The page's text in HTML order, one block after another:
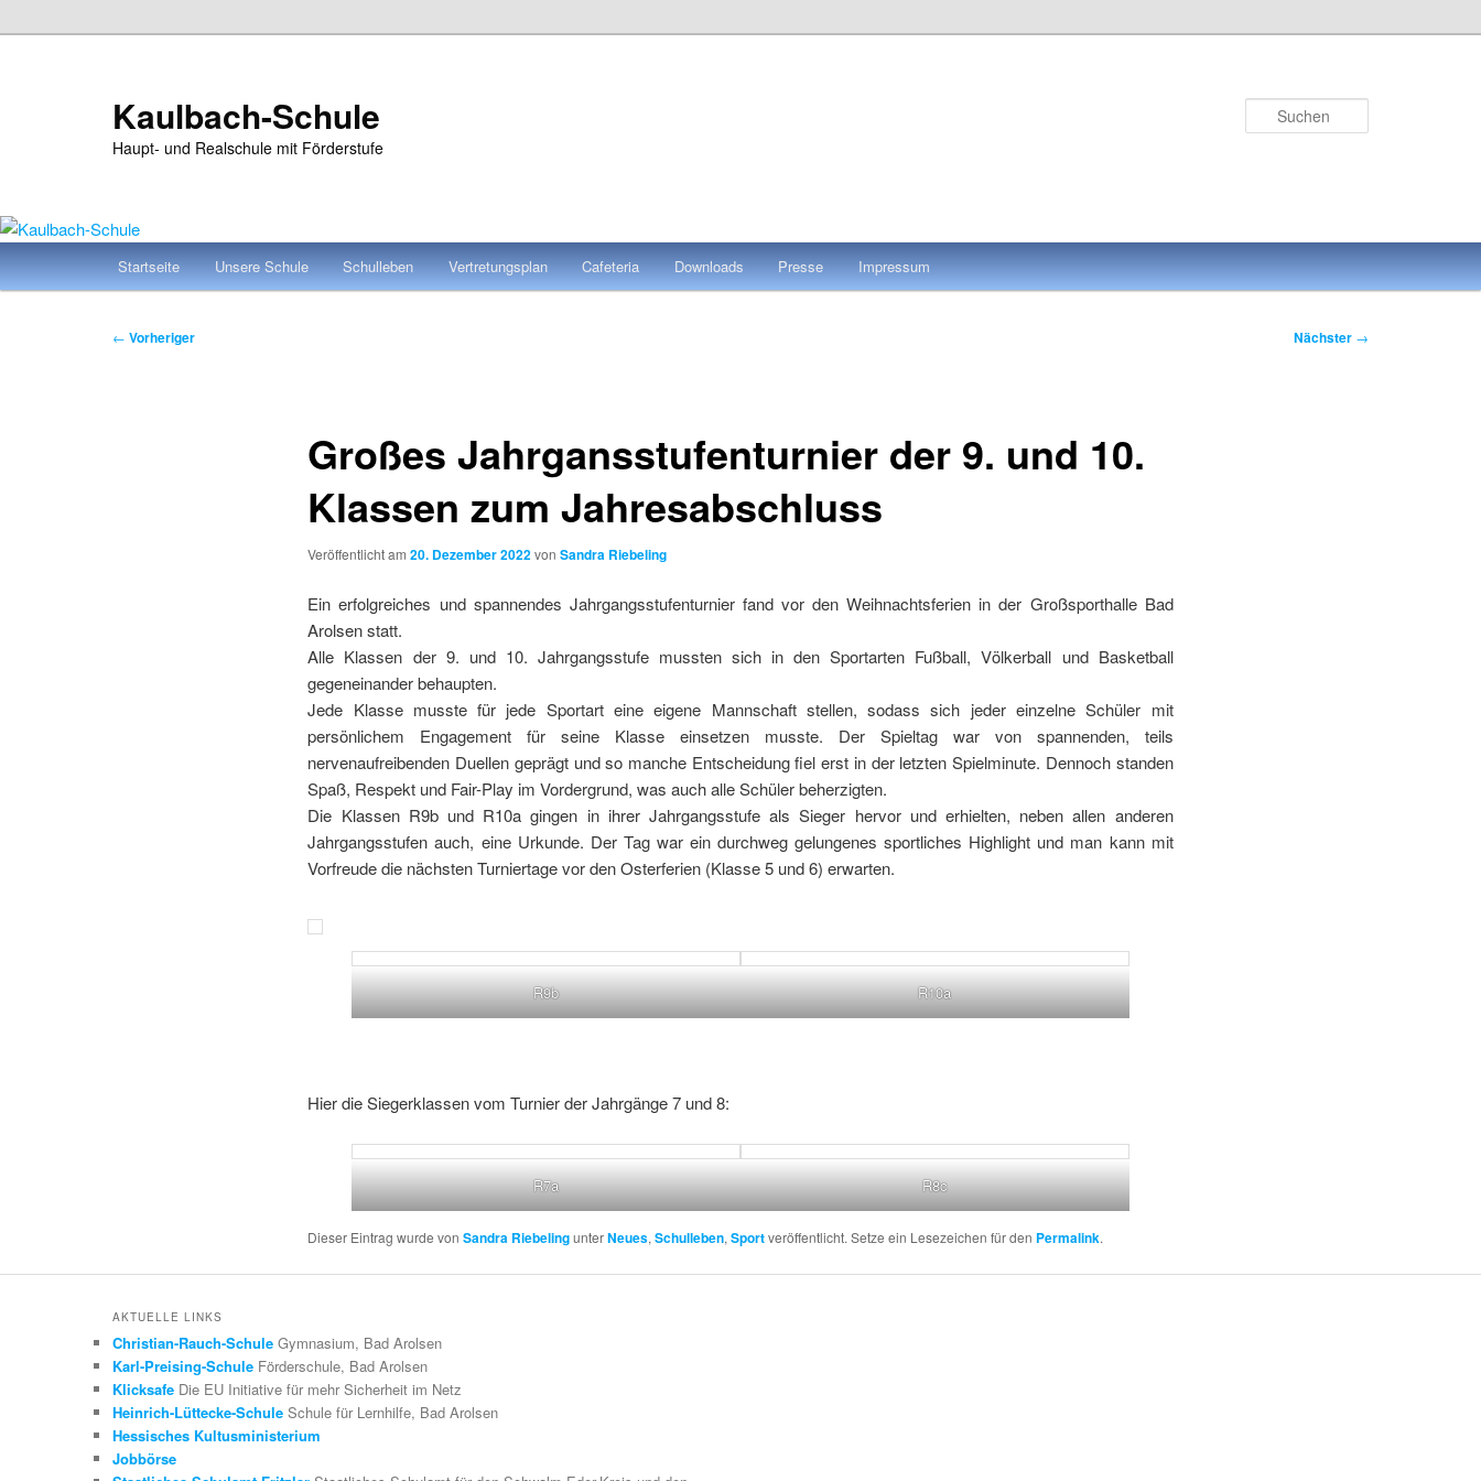
Kaulbach-Schule
Haupt- und Realschule mit Förderstufe
Hauptmenü Startseite Unsere Schule Schulleben Vertretungsplan Cafeteria Downloads Presse Impressum
Beitragsnavigation
← Vorheriger Nächster →
Großes Jahrgansstufenturnier der 9. und 10.
Klassen zum Jahresabschluss
Veröffentlicht am20. Dezember 2022vonSandra Riebeling
Ein erfolgreiches und spannendes Jahrgangsstufenturnier fand vor den Weihnachtsferien in der Großsporthalle Bad
Arolsen statt.
Alle Klassen der 9. und 10. Jahrgangsstufe mussten sich in den Sportarten Fußball, Völkerball und Basketball
gegeneinander behaupten.
Jede Klasse musste für jede Sportart eine eigene Mannschaft stellen, sodass sich jeder einzelne Schüler mit
persönlichem Engagement für seine Klasse einsetzen musste. Der Spieltag war von spannenden, teils
nervenaufreibenden Duellen geprägt und so manche Entscheidung fiel erst in der letzten Spielminute. Dennoch standen
Spaß, Respekt und Fair-Play im Vordergrund, was auch alle Schüler beherzigten.
Die Klassen R9b und R10a gingen in ihrer Jahrgangsstufe als Sieger hervor und erhielten, neben allen anderen
Jahrgangsstufen auch, eine Urkunde. Der Tag war ein durchweg gelungenes sportliches Highlight und man kann mit
Vorfreude die nächsten Turniertage vor den Osterferien (Klasse 5 und 6) erwarten.
R9b R10a
Hier die Siegerklassen vom Turnier der Jahrgänge 7 und 8:
R7a R8c
Dieser Eintrag wurde vonSandra RiebelingunterNeues,Schulleben,Sportveröffentlicht. Setze ein Lesezeichen für den Permalink.
AKTUELLE LINKS
Christian-Rauch-Schule Gymnasium, Bad Arolsen
Karl-Preising-Schule Förderschule, Bad Arolsen
Klicksafe Die EU Initiative für mehr Sicherheit im Netz
Heinrich-Lüttecke-Schule Schule für Lernhilfe, Bad Arolsen
Hessisches Kultusministerium
Jobbörse